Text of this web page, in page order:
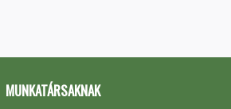
MUNKATÁRSAKNAK